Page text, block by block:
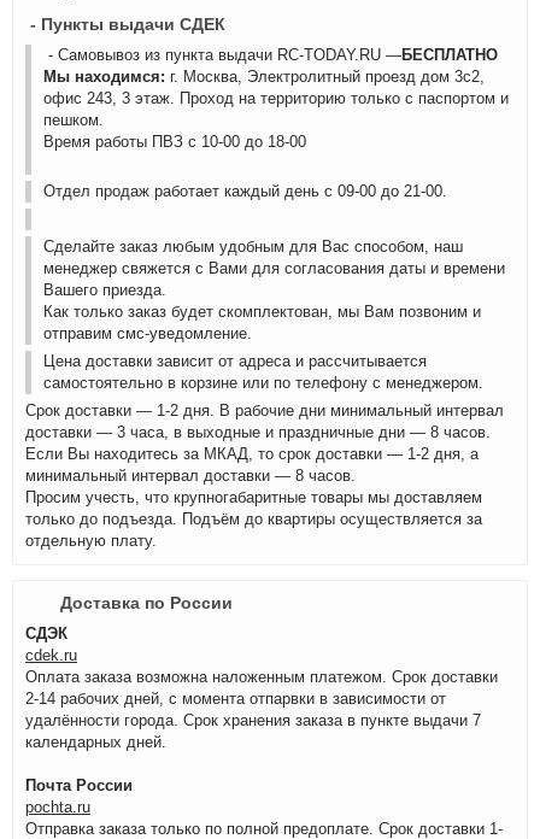
- Пункты выдачи СДЕК
- Самовывоз из пункта выдачи RC-TODAY.RU —БЕСПЛАТНО
Мы находимся: г. Москва, Электролитный проезд дом 3с2,
офис 243, 3 этаж. Проход на территорию только с паспортом и
пешком.
Время работы ПВЗ с 10-00 до 18-00
Отдел продаж работает каждый день с 09-00 до 21-00.
Сделайте заказ любым удобным для Вас способом, наш
менеджер свяжется с Вами для согласования даты и времени
Вашего приезда.
Как только заказ будет скомплектован, мы Вам позвоним и
отправим смс-уведомление.
Цена доставки зависит от адреса и рассчитывается
самостоятельно в корзине или по телефону с менеджером.
Срок доставки — 1-2 дня. В рабочие дни минимальный интервал
доставки — 3 часа, в выходные и праздничные дни — 8 часов.
Если Вы находитесь за МКАД, то срок доставки — 1-2 дня, а
минимальный интервал доставки — 8 часов.
Просим учесть, что крупногабаритные товары мы доставляем
только до подъезда. Подъём до квартиры осуществляется за
отдельную плату.
Доставка по России
СДЭК
cdek.ru
Оплата заказа возможна наложенным платежом. Срок доставки
2-14 рабочих дней, с момента отпарвки в зависимости от
удалённости города. Срок хранения заказа в пункте выдачи 7
календарных дней.
Почта России
pochta.ru
Отправка заказа только по полной предоплате. Срок доставки 1-